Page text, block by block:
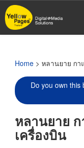
Skip
to
main
Home > หลานยาย กา
Do you own this
หลานยาย
เครื่องบิน